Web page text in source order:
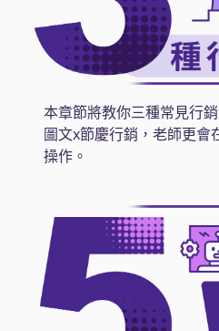
本章節將教你三種常見行
圖文x節慶行銷，老師更會
操作。